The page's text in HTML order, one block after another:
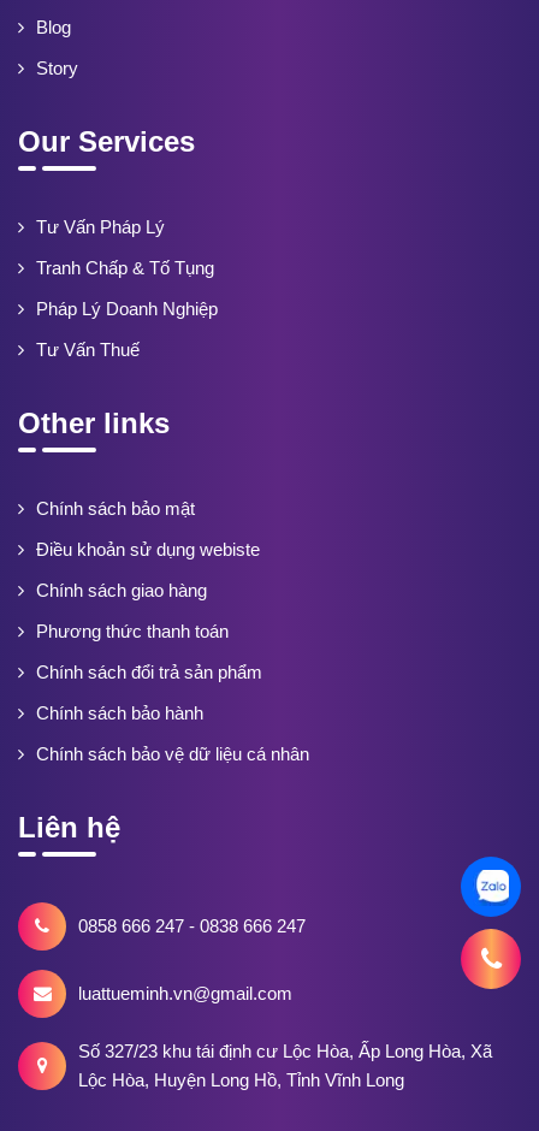
Blog
Story
Our Services
Tư Vấn Pháp Lý
Tranh Chấp & Tố Tụng
Pháp Lý Doanh Nghiệp
Tư Vấn Thuế
Other links
Chính sách bảo mật
Điều khoản sử dụng webiste
Chính sách giao hàng
Phương thức thanh toán
Chính sách đổi trả sản phẩm
Chính sách bảo hành
Chính sách bảo vệ dữ liệu cá nhân
Liên hệ
0858 666 247 - 0838 666 247
luattueminh.vn@gmail.com
Số 327/23 khu tái định cư Lộc Hòa, Ấp Long Hòa, Xã
Lộc Hòa, Huyện Long Hồ, Tỉnh Vĩnh Long